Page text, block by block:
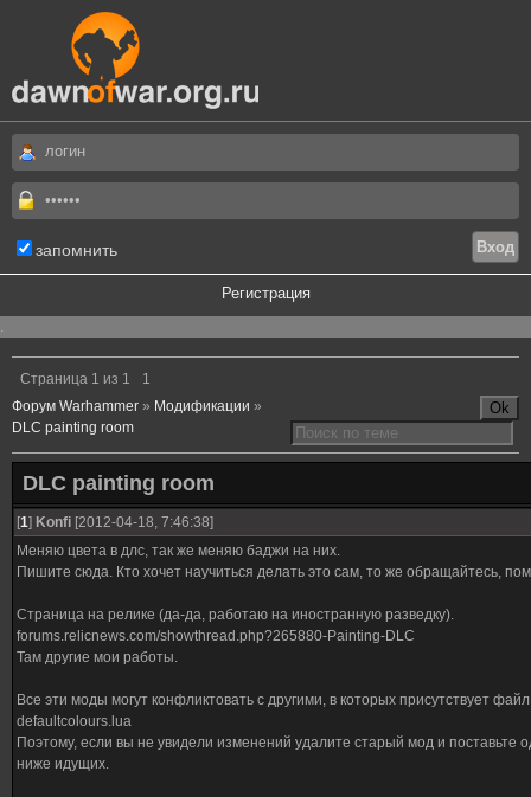
запомнить
Регистрация
.
Страница 1 из 1
1
Форум Warhammer » Модификации »
DLC painting room
DLC painting room
[1] Konfi [2012-04-18, 7:46:38]
Меняю цвета в длс, так же меняю баджи на них.
Пишите сюда. Кто хочет научиться делать это сам, то же обращайтесь,
Страница на релике (да-да, работаю на иностранную разведку).
forums.relicnews.com/showthread.php?265880-Painting-DLC
Там другие мои работы.
Все эти моды могут конфликтовать с другими, в которых присутствует файл
defaultcolours.lua
Поэтому, если вы не увидели изменений удалите старый мод и поставьте
ниже идущих.